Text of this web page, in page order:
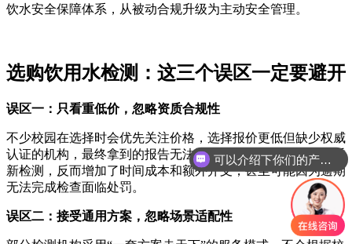
饮水安全保障体系，从被动合规升级为主动安全管理。
选购饮用水检测：这三个误区一定要避开
误区一：只看重低价，忽略资质合规性
不少校园在选择时会优先关注价格，选择报价更低但缺少权威
认证的机构，最终拿到的报告无法通过官方合规检查，需要重
新检测，反而增加了时间成本和额外开支，甚至可能因为逾期
无法完成检查面临处罚。
误区二：接受通用方案，忽略场景适配性
可以介绍下你们的产品么